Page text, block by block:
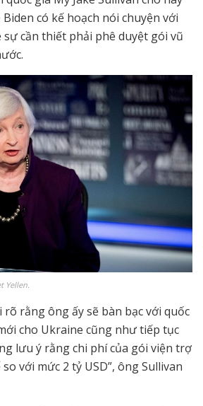
có kế hoạch nói chuyện với
sự cần thiết phải phê duyệt gói vũ
Yellen.
rằng ông ấy sẽ bàn bạc với quốc
cho Ukraine cũng như tiếp tục
lưu ý rằng chi phí của gói viện trợ
với mức 2 tỷ USD”, ông Sullivan